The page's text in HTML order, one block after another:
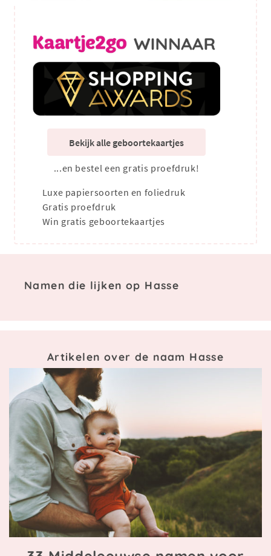
Bekijk alle geboortekaartjes
...en bestel een gratis proefdruk!
Luxe papiersoorten en foliedruk
Gratis proefdruk
Win gratis geboortekaartjes
Namen die lijken op Hasse
Artikelen over de naam Hasse